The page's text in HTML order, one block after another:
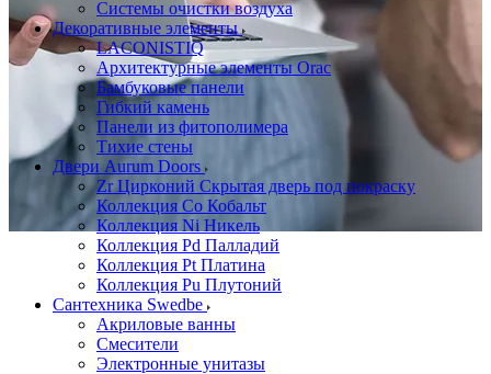
Системы очистки воздуха
Декоративные элементы
LACONISTIQ
Архитектурные элементы Orac
Бамбуковые панели
Гибкий камень
Панели из фитополимера
Тихие стены
Двери Aurum Doors
Zr Цирконий Скрытая дверь под покраску
Коллекция Co Кобальт
Коллекция Ni Никель
Коллекция Pd Палладий
Коллекция Pt Платина
Коллекция Pu Плутоний
Сантехника Swedbe
Акриловые ванны
Смесители
Электронные унитазы